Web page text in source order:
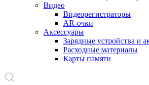
Видео
Видеорегистраторы
AR-очки
Аксессуары
Зарядные устройства и
Расходные материалы
Карты памяти